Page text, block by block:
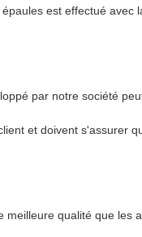
est effectué
par notre société
et doivent s'assurer
qualité que